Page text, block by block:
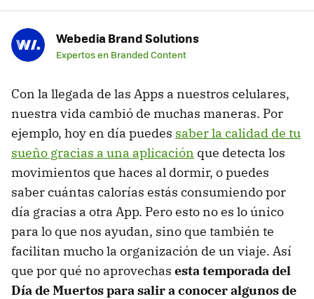
Webedia Brand Solutions
Expertos en Branded Content
Con la llegada de las Apps a nuestros celulares,
nuestra vida cambió de muchas maneras. Por
ejemplo, hoy en día puedes saber la calidad de tu
sueño gracias a una aplicación que detecta los
movimientos que haces al dormir, o puedes
saber cuántas calorías estás consumiendo por
día gracias a otra App. Pero esto no es lo único
para lo que nos ayudan, sino que también te
facilitan mucho la organización de un viaje. Así
que por qué no aprovechas esta temporada del
Día de Muertos para salir a conocer algunos de